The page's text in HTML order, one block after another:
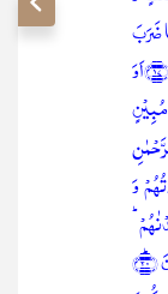
بِمَا ضَرَبَ
لِلرَّحۡمٰنِ مَثَلًا ظَلَّ وَجۡہُہٗ مُسۡوَدًّا وَّ ہُوَ کَظِیۡمٌ ﴿۱۷﴾اَوَ
وَ
مَا لَہُمۡ بِذٰلِکَ مِنۡ عِلۡمٍ ٭ اِنۡ ہُمۡ اِلَّا یَخۡرُصُوۡنَ ﴿ؕ۲۰﴾